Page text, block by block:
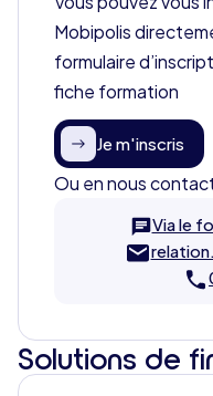
Mobipolis
formulaire
fiche formation
Je m'inscris
Ou en nous
Via le
Solutions de